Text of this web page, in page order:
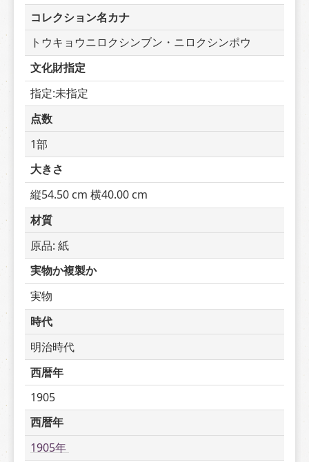
コレクション名カナ
トウキョウニロクシンブン・ニロクシンポウ
文化財指定
指定:未指定
点数
1部
大きさ
縦54.50 cm 横40.00 cm
材質
原品: 紙
実物か複製か
実物
時代
明治時代
西暦年
1905
西暦年
1905年